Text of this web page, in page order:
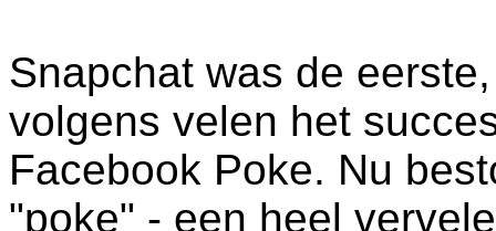
Snapchat was de
volgens velen het
Facebook Poke. Nu
"poke" - een heel